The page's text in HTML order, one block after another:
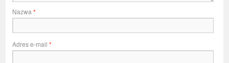
Nazwa *
Adres e-mail *